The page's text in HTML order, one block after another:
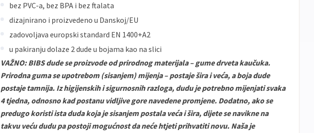
bez PVC-a, bez BPA i bez ftalata
dizajnirano i proizvedeno u Danskoj/EU
zadovoljava europski standard EN 1400+A2
u pakiranju dolaze 2 dude u bojama kao na slici
VAŽNO: BIBS dude se proizvode od prirodnog materijala – gume drveta kaučuka.
Prirodna guma se upotrebom (sisanjem) mijenja – postaje šira i veća, a boja dude
postaje tamnija. Iz higijenskih i sigurnosnih razloga, dudu je potrebno mijenjati svaka
4 tjedna, odnosno kad postanu vidljive gore navedene promjene. Dodatno, ako se
predugo koristi ista duda koja je sisanjem postala veća i šira, dijete se navikne na
takvu veću dudu pa postoji mogućnost da neće htjeti prihvatiti novu. Naša je